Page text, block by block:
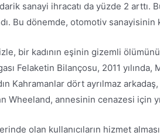
sanayi ihracatı da yüzde 2
Bu dönemde, otomotiv
bir kadının eşinin gizemli
Felaketin Bilançosu, 2011
Kahramanlar dört ayrılmaz
Wheeland, annesinin cenazesi için
olan kullanıcıların hizmet